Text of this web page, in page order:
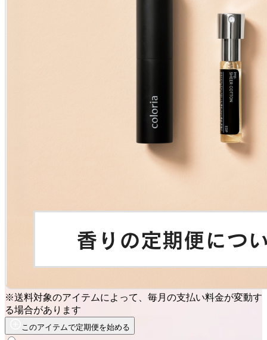
※送料対象のアイテムによって、毎月の支払い料金が変動す
る場合があります
このアイテムで定期便を始める